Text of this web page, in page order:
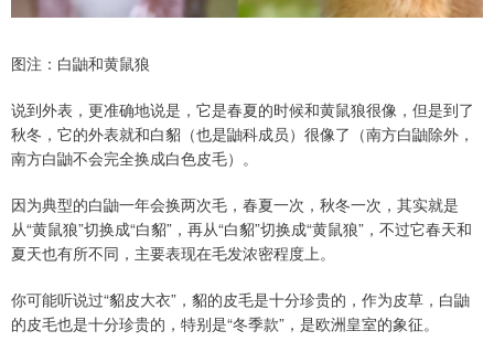
图注：白鼬和黄鼠狼
​说到外表，更准确地说是，它是春夏的时候和黄鼠狼很像，但是到了
秋冬，它的外表就和白貂（也是鼬科成员）很像了（南方白鼬除外，
南方白鼬不会完全换成白色皮毛）。
因为典型的白鼬一年会换两次毛，春夏一次，秋冬一次，其实就是
从“黄鼠狼”切换成“白貂”，再从“白貂”切换成“黄鼠狼”，不过它春天和
夏天也有所不同，主要表现在毛发浓密程度上。
你可能听说过“貂皮大衣”，貂的皮毛是十分珍贵的，作为皮草，白鼬
的皮毛也是十分珍贵的，特别是“冬季款”，是欧洲皇室的象征。